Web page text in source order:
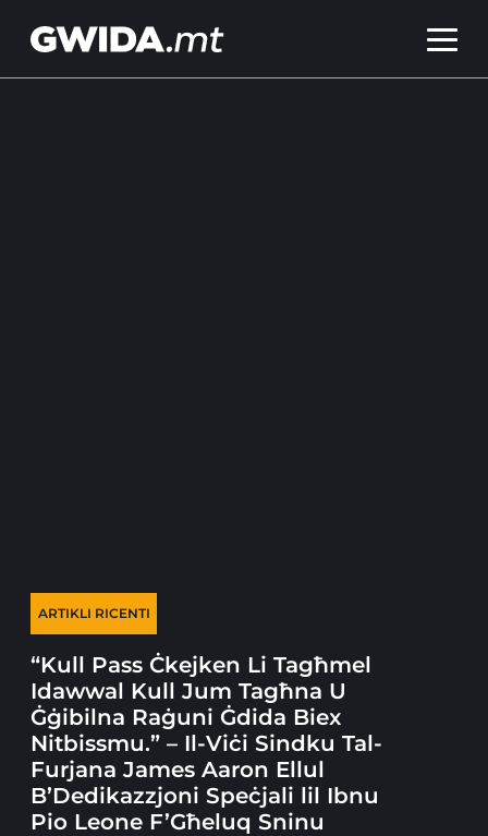
ARTIKLI RICENTI
“Kull Pass Ċkejken Li Tagħmel
Idawwal Kull Jum Tagħna U
Ġġibilna Raġuni Ġdida Biex
Nitbissmu.” – Il-Viċi Sindku Tal-
Furjana James Aaron Ellul
B’Dedikazzjoni Speċjali lil Ibnu
Pio Leone F’Għeluq Sninu